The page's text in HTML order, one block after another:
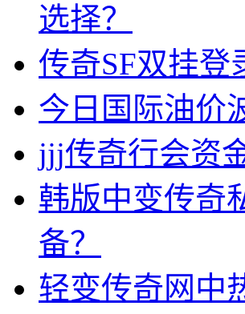
选择？
传奇SF双挂登
今日国际油价
jjj传奇行会资
韩版中变传奇
备？
轻变传奇网中